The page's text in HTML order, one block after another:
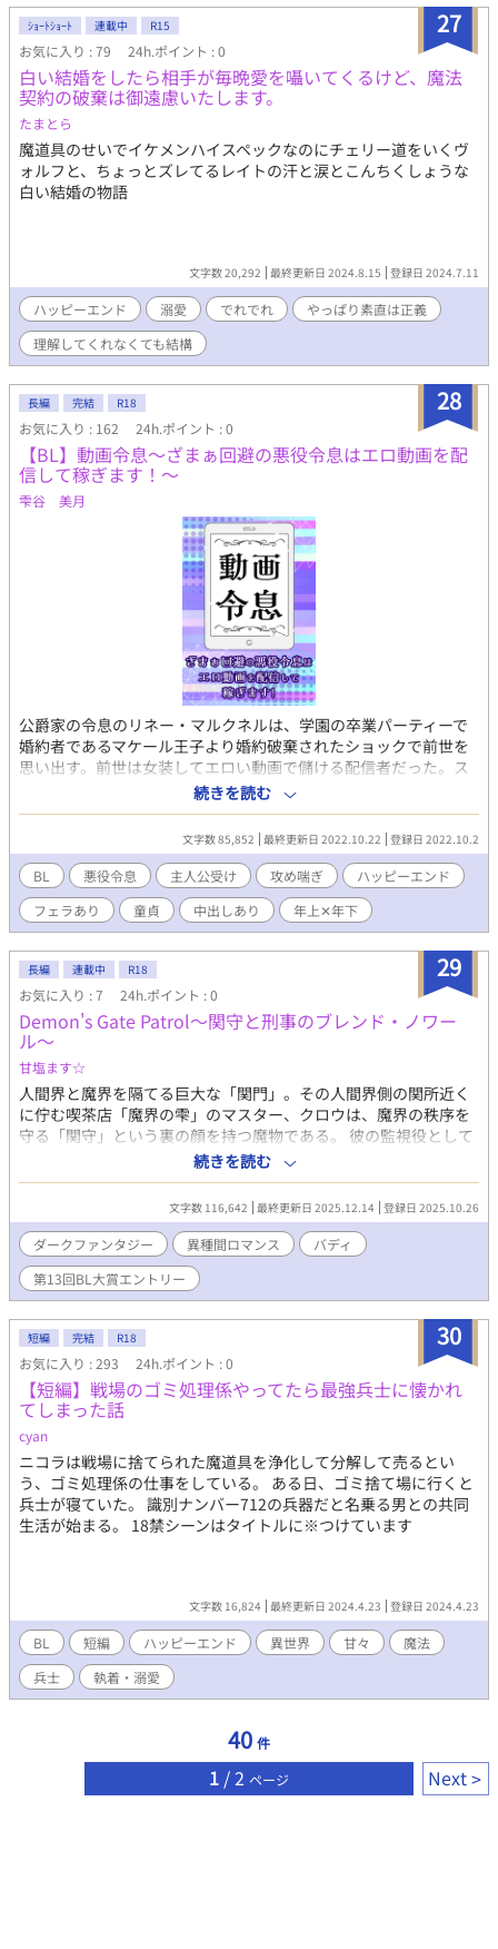
27
ｼｮｰﾄｼｮｰﾄ 連載中 R15
お気に入り : 79 24h.ポイント : 0
白い結婚をしたら相手が毎晩愛を囁いてくるけど、魔法
契約の破棄は御遠慮いたします。
たまとら
魔道具のせいでイケメンハイスペックなのにチェリー道をいくヴ
ォルフと、ちょっとズレてるレイトの汗と涙とこんちくしょうな
白い結婚の物語
文字数 20,292 最終更新日 2024.8.15 登録日 2024.7.11
ハッピーエンド 溺愛 でれでれ
やっぱり素直は正義
理解してくれなくても結構
28
長編 完結 R18
お気に入り : 162 24h.ポイント : 0
【BL】動画令息～ざまぁ回避の悪役令息はエロ動画を配
信して稼ぎます！～
雫谷 美月
公爵家の令息のリネー・マルクネルは、学園の卒業パーティーで
婚約者であるマケール王子より婚約破棄されたショックで前世を
思い出す。前世は女装してエロい動画で儲ける配信者だった。ス
トーカーと化したファンに告白されて断ったら刺されて殺され
た。ウケ狙いで実況動画でプレイしたBLエロゲーの世界に転生し
てしまったと気づいたのでパーティ会場から逃げ出し、偶然にも
チンピラに絡まれていた底辺魔術師のクジマを助ける。 なんとク
ジマは、悪役令息がいるゲームと同じメーカーの他のゲームでい
かがわしい品物を売っているやさぐれ店主だった。しかし今のク
ジマは外見は若いので、どうやらやさぐれ店主になる前の若い頃
のようだった。チンピラに絡まれているところを機転を利かせて
助けたお礼としてクジマの店舗兼ねた家に住むことになるリネ
ー。 ある時、クジマが持っているタブレットのような魔道具を見
て主人公は思いつく。 「エロい動画を配信すればいいんだ！それ
で儲けてお金をためて外国に脱出して暮らす！」 気弱童貞底辺青
年魔術師（攻）✕前世を思い出した悪役令息（受） ※受けが他の
男に襲われる展開もありますが、攻め以外には抱かれません。
※「攻め喘ぎ」があります。メチャ喘ぐのでご注意ください。 ※
暴力描写があります。 ※タイトルに「※」マークのついている時
がエロ描写ありとなります。
続きを読む
文字数 85,852 最終更新日 2022.10.22 登録日 2022.10.2
BL 悪役令息 主人公受け 攻め喘ぎ
ハッピーエンド
フェラあり
童貞 中出しあり 年上✕年下
29
長編 連載中 R18
お気に入り : 7 24h.ポイント : 0
Demon's Gate Patrol〜関守と刑事のブレンド・ノワー
ル〜
甘塩ます☆
人間界と魔界を隔てる巨大な「関門」。その人間界側の関所近く
に佇む喫茶店「魔界の雫」のマスター、クロウは、魔界の秩序を
守る「関守」という裏の顔を持つ魔物である。 彼の監視役として
店を訪れるのは、警察庁対魔課のエース刑事、朝倉 蓮。互いに敵
意と不信感を抱き、「ミルクを入れるか否か」という不毛なコー
ヒーの苦さで意地の張り合いを続ける二人だった。 そんなある
夜、クロウの監視を潜り抜けた元同僚の魔道具職人・ザヴィが、
人間界を破滅に導く魔力増幅装置を起動させようとする。世界の
危機を前に、クロウは秘密裏の「始末」を、蓮は「逮捕」を目的
として、ついに不信の壁を越えた共闘を開始する。 命を懸けた攻
防の中、蓮はクロウの冷たい秩序を打ち破り、クロウは蓮を治療
するという、関守の範疇を超えた行動を取る。 これは、互いの正
義と存在に惹かれ合うことになった、魔物と人間の監視役コンビ
が、世界の均衡を守るため、夜の街で繰り広げるダークで甘美な
事件簿である。
続きを読む
文字数 116,642 最終更新日 2025.12.14 登録日 2025.10.26
ダークファンタジー 異種間ロマンス
バディ
第13回BL大賞エントリー
30
短編 完結 R18
お気に入り : 293 24h.ポイント : 0
【短編】戦場のゴミ処理係やってたら最強兵士に懐かれ
てしまった話
cyan
ニコラは戦場に捨てられた魔道具を浄化して分解して売るとい
う、ゴミ処理係の仕事をしている。 ある日、ゴミ捨て場に行くと
兵士が寝ていた。 識別ナンバー712の兵器だと名乗る男との共同
生活が始まる。 18禁シーンはタイトルに※つけています
文字数 16,824 最終更新日 2024.4.23 登録日 2024.4.23
BL 短編 ハッピーエンド 異世界 甘々
魔法
兵士
執着・溺愛
40 件
1 / 2 ページ Next